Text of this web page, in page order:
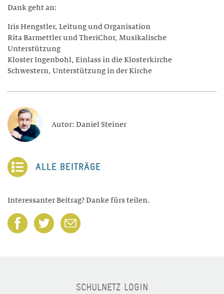
Dank geht an:
Iris Hengstler, Leitung und Organisation
Rita Barmettler und TheriChor, Musikalische
Unterstützung
Kloster Ingenbohl, Einlass in die Klosterkirche
Schwestern, Unterstützung in der Kirche
Autor: Daniel Steiner
ALLE BEITRÄGE
Interessanter Beitrag? Danke fürs teilen.
SCHULNETZ LOGIN